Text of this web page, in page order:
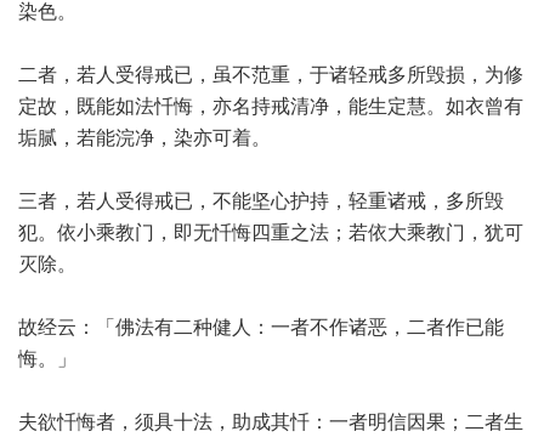
染色。
二者，若人受得戒已，虽不范重，于诸轻戒多所毁损，为修
定故，既能如法忏悔，亦名持戒清净，能生定慧。如衣曾有
垢腻，若能浣净，染亦可着。
三者，若人受得戒已，不能坚心护持，轻重诸戒，多所毁
犯。依小乘教门，即无忏悔四重之法；若依大乘教门，犹可
灭除。
故经云：「佛法有二种健人：一者不作诸恶，二者作已能
悔。」
夫欲忏悔者，须具十法，助成其忏：一者明信因果；二者生